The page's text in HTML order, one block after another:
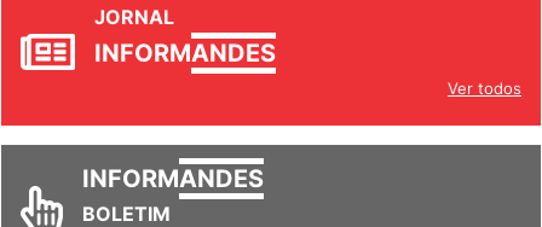
JORNAL
INFORMANDES
Ver todos
INFORMANDES
BOLETIM